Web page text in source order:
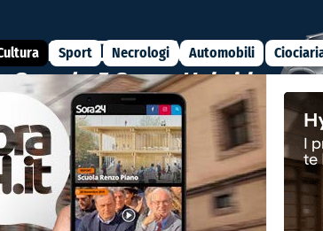
Sport Necrologi Automobili